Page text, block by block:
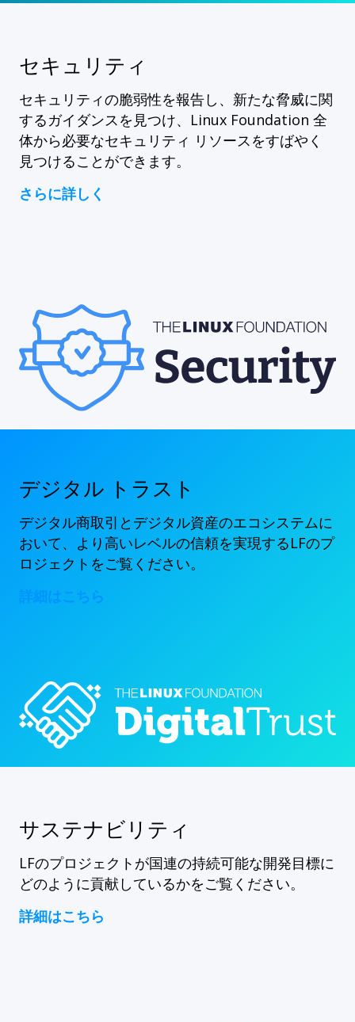
セキュリティ
セキュリティの脆弱性を報告し、新たな脅威に関
するガイダンスを見つけ、Linux Foundation 全
体から必要なセキュリティ リソースをすばやく
見つけることができます。
さらに詳しく
デジタル トラスト
デジタル商取引とデジタル資産のエコシステムに
おいて、より高いレベルの信頼を実現するLFのプ
ロジェクトをご覧ください。
詳細はこちら
サステナビリティ
LFのプロジェクトが国連の持続可能な開発目標に
どのように貢献しているかをご覧ください。
詳細はこちら